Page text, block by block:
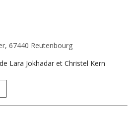
67440 Reutenbourg
Lara Jokhadar et Christel Kern